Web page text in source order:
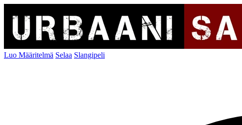
Luo Määritelmä Selaa Slangipeli